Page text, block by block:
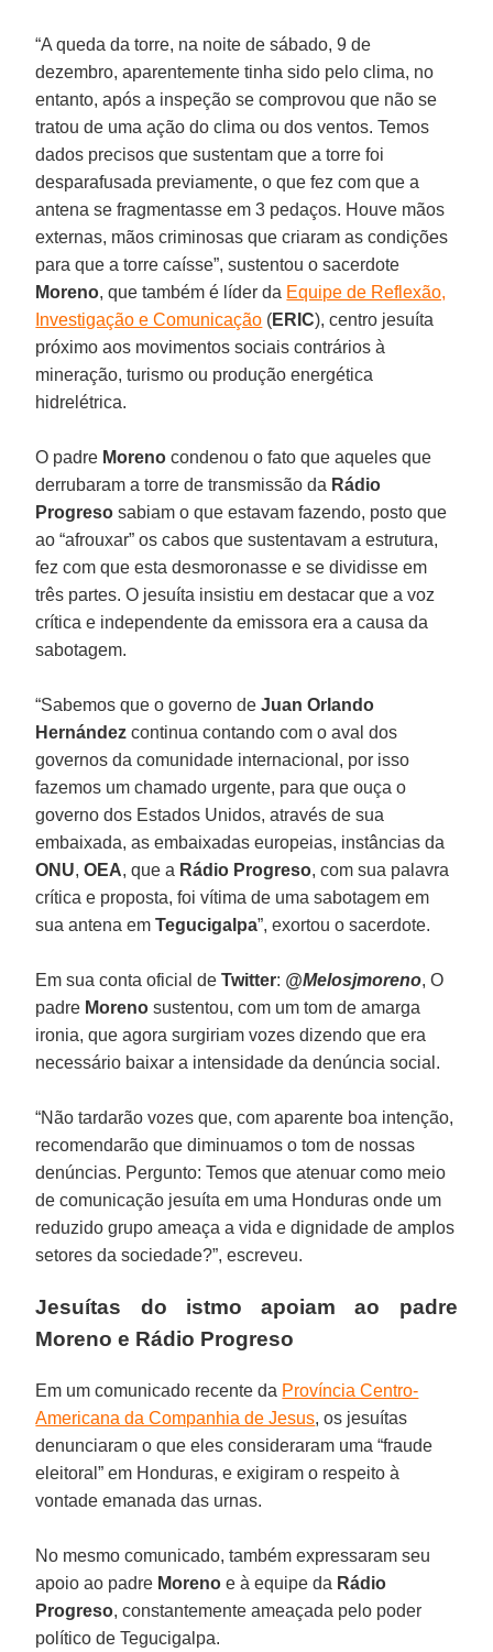
“A queda da torre, na noite de sábado, 9 de
dezembro, aparentemente tinha sido pelo clima, no
entanto, após a inspeção se comprovou que não se
tratou de uma ação do clima ou dos ventos. Temos
dados precisos que sustentam que a torre foi
desparafusada previamente, o que fez com que a
antena se fragmentasse em 3 pedaços. Houve mãos
externas, mãos criminosas que criaram as condições
para que a torre caísse”, sustentou o sacerdote
Moreno, que também é líder da Equipe de Reflexão,
Investigação e Comunicação (ERIC), centro jesuíta
próximo aos movimentos sociais contrários à
mineração, turismo ou produção energética
hidrelétrica.
O padre Moreno condenou o fato que aqueles que
derrubaram a torre de transmissão da Rádio
Progreso sabiam o que estavam fazendo, posto que
ao “afrouxar” os cabos que sustentavam a estrutura,
fez com que esta desmoronasse e se dividisse em
três partes. O jesuíta insistiu em destacar que a voz
crítica e independente da emissora era a causa da
sabotagem.
“Sabemos que o governo deJuan Orlando
Hernández continua contando com o aval dos
governos da comunidade internacional, por isso
fazemos um chamado urgente, para que ouça o
governo dos Estados Unidos, através de sua
embaixada, as embaixadas europeias, instâncias da
ONU,OEA, que a Rádio Progreso, com sua palavra
crítica e proposta, foi vítima de uma sabotagem em
sua antena emTegucigalpa”, exortou o sacerdote.
Em sua conta oficial deTwitter: @Melosjmoreno, O
padre Moreno sustentou, com um tom de amarga
ironia, que agora surgiriam vozes dizendo que era
necessário baixar a intensidade da denúncia social.
“Não tardarão vozes que, com aparente boa intenção,
recomendarão que diminuamos o tom de nossas
denúncias. Pergunto: Temos que atenuar como meio
de comunicação jesuíta em uma Honduras onde um
reduzido grupo ameaça a vida e dignidade de amplos
setores da sociedade?”, escreveu.
Jesuítas do istmo apoiam ao padre
Moreno e Rádio Progreso
Em um comunicado recente da Província Centro-
Americana da Companhia de Jesus, os jesuítas
denunciaram o que eles consideraram uma “fraude
eleitoral” em Honduras, e exigiram o respeito à
vontade emanada das urnas.
No mesmo comunicado, também expressaram seu
apoio ao padre Moreno e à equipe da Rádio
Progreso, constantemente ameaçada pelo poder
político de Tegucigalpa.